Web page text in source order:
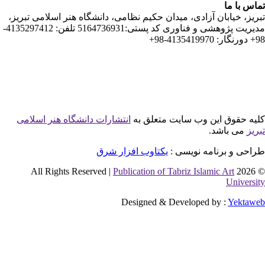
آزادی، میدان حکیم نظامی، دانشگاه هنر اسلامی تبریز،
مدیریت پژوهشی و فناوری کد پستی:5164736931 تلفن: 4135297412-
این وب سایت متعلق بهانتشارات دانشگاه هنر اسلامی
نویسی :یکتاوب افزار شرق
Publication of Tabriz Islamic
Designed & Developed